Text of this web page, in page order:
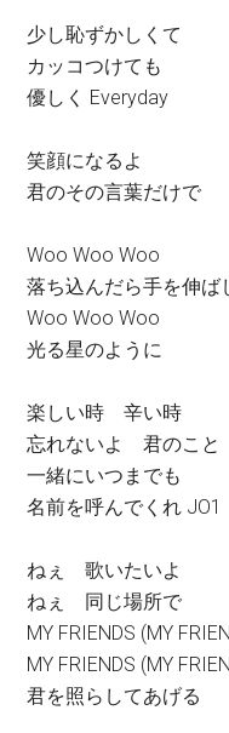
少し恥ずかしくて
カッコつけても
優しく Everyday
笑顔になるよ
君のその言葉だけで
Woo Woo Woo
落ち込んだら手を伸ば
Woo Woo Woo
光る星のように
楽しい時 辛い時
忘れないよ 君のこと
一緒にいつまでも
名前を呼んでくれ JO1
ねぇ 歌いたいよ
ねぇ 同じ場所で
MY FRIENDS (MY
MY FRIENDS (MY
君を照らしてあげる